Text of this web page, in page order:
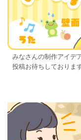
みなさんの制作アイデ
投稿お待ちしておりま